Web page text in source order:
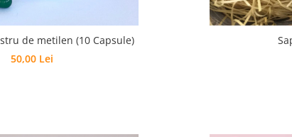
de metilen (10 Capsule)
50,00 Lei